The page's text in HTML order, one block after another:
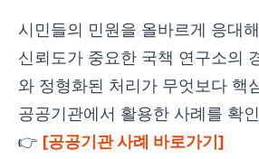
시민들의 민원을 올바르게 응대
신뢰도가 중요한 국책 연구소의
와 정형화된 처리가 무엇보다 핵
공공기관에서 활용한 사례를 확
👉 [공공기관 사례 바로가기]